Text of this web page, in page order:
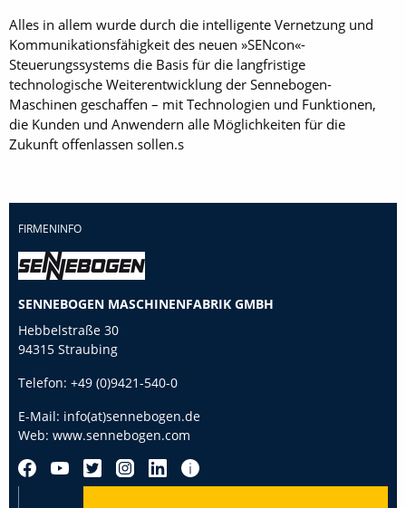
Alles in allem wurde durch die intelligente Vernetzung und
Kommunikationsfähigkeit des neuen »SENcon«-
Steuerungssystems die Basis für die langfristige
technologische Weiterentwicklung der Sennebogen-
Maschinen geschaffen – mit Technologien und Funktionen,
die Kunden und Anwendern alle Möglichkeiten für die
Zukunft offenlassen sollen.s
FIRMENINFO
SENNEBOGEN MASCHINENFABRIK GMBH
Hebbelstraße 30
94315 Straubing
Telefon: +49 (0)9421-540-0
E-Mail: info(at)sennebogen.de
Web: www.sennebogen.com